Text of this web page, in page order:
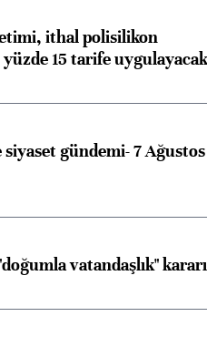
konusunda
ithal polisilikon
15 tarife uygulayacak
siyaset gündemi- 7 Ağustos
vatandaşlık" kararı